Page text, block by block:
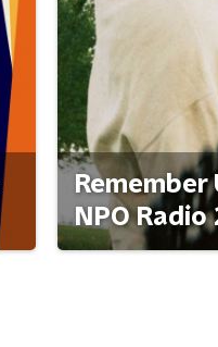
NPO Radio